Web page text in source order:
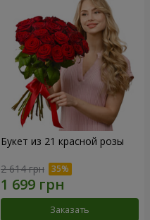
Букет из 21 красной розы
2 614 грн
Заказать